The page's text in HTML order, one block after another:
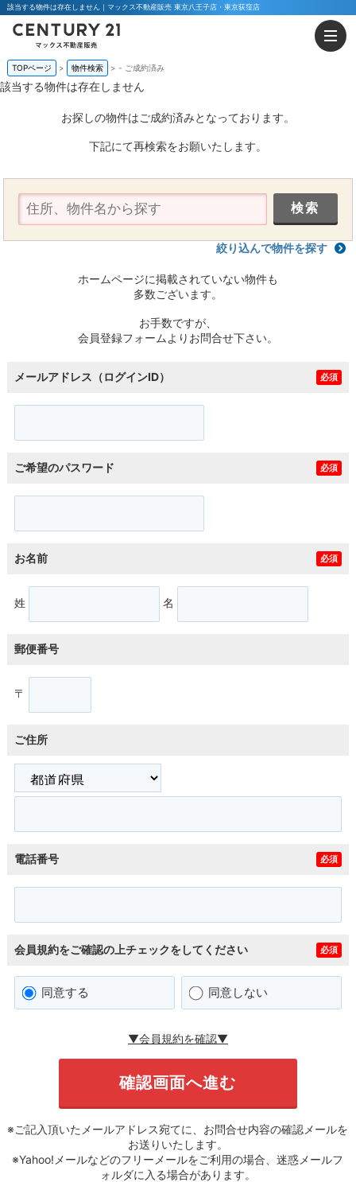
該当する物件は存在しません｜マックス不動産販売 東京八王子店・東京荻窪店
TOPページ 物件検索 - ご成約済み
該当する物件は存在しません
お探しの物件はご成約済みとなっております。
下記にて再検索をお願いたします。
絞り込んで物件を探す
ホームページに掲載されていない物件も
多数ございます。
お手数ですが、
会員登録フォームよりお問合せ下さい。
メールアドレス（ログインID） 必須
ご希望のパスワード 必須
お名前 必須
姓 名
郵便番号
〒
ご住所
電話番号 必須
会員規約をご確認の上チェックをしてください 必須
同意する 同意しない
▼会員規約を確認▼
※ご記入頂いたメールアドレス宛てに、お問合せ内容の確認メールを
お送りいたします。
※Yahoo!メールなどのフリーメールをご利用の場合、迷惑メールフ
ォルダに入る場合があります。